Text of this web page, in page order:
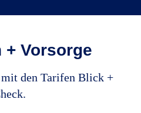
+ Vorsorge
den Tarifen Blick +